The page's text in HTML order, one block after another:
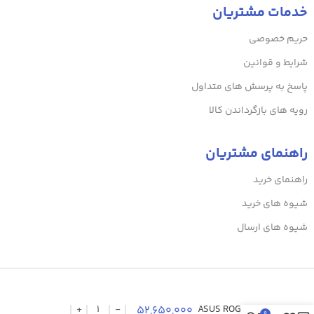
خدمات مشتریان
حریم خصوصی
شرایط و قوانین
پاسخ به پرسش های متداول
رویه های بازگرداندن کالا
راهنمای مشتریان
راهنمای خرید
شیوه های خرید
شیوه های ارسال
ASUS ROG STRIX